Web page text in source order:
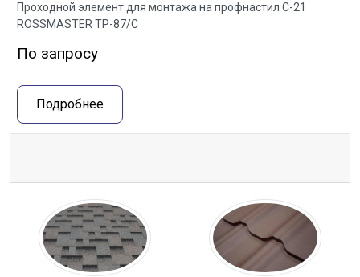
Проходной элемент для монтажа на профнастил С-21
ROSSMASTER ТР-87/С
По запросу
Подробнее
Отзывы